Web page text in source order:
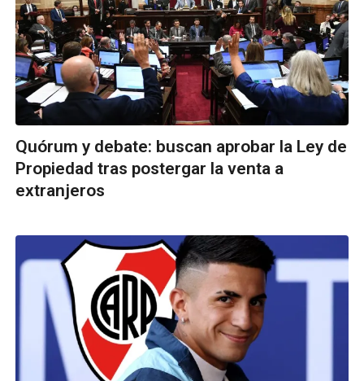
Quórum y debate: buscan aprobar la Ley de
Propiedad tras postergar la venta a
extranjeros